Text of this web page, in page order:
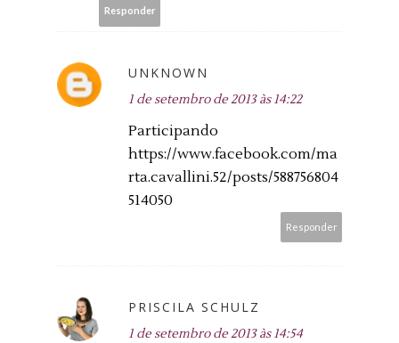
Responder
UNKNOWN
1 de setembro de 2013 às 14:22
Participando
https://www.facebook.com/ma
rta.cavallini.52/posts/588756804
514050
Responder
PRISCILA SCHULZ
1 de setembro de 2013 às 14:54